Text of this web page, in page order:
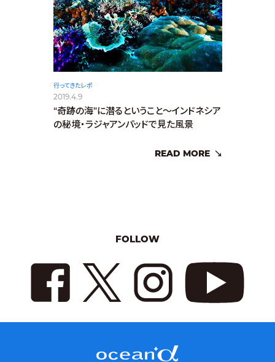
行ってきたレポ
2019.4.9
“奇跡の海”に潜るということ～インドネシア
の秘境・ラジャアンパッドで見た風景
READ MORE
FOLLOW